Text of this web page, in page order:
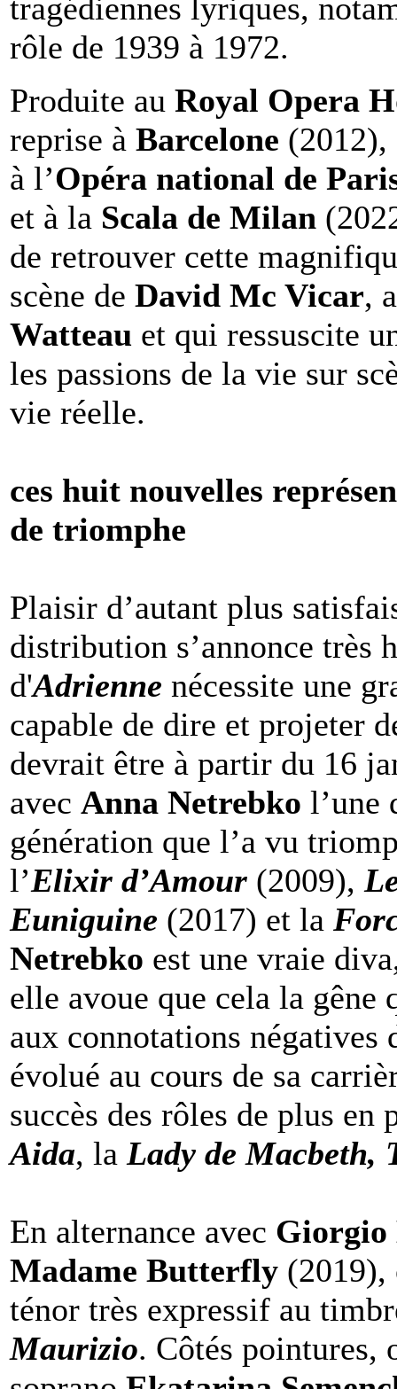
tragédiennes lyriques,
rôle de 1939 à 1972.
Produite au Royal Opera
reprise à Barcelone (2012),
à l’Opéra national de
et à la Scala de Milan
de retrouver cette
scène de David Mc Vicar,
Watteau et qui ressuscite
les passions de la vie sur
vie réelle.
ces huit nouvelles
de triomphe
Plaisir d’autant plus
distribution s’annonce très
d'Adrienne nécessite une
capable de dire et projeter
devrait être à partir du 16
avec Anna Netrebko l’une
génération que l’a vu
l’Elixir d’Amour (2009),
Euniguine (2017) et la
Netrebko est une vraie
elle avoue que cela la gêne
aux connotations négatives
évolué au cours de sa
succès des rôles de plus
Aida, la Lady de Macbeth,
En alternance avec
Madame Butterfly
ténor très expressif au
Maurizio. Côtés pointures,